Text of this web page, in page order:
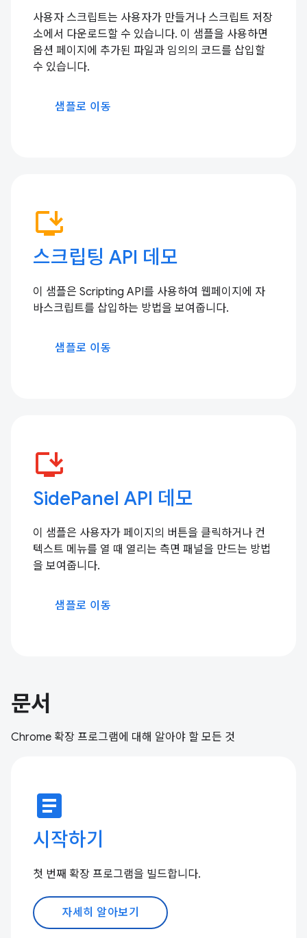
사용자 스크립트는 사용자가 만들거나 스크립트 저장
소에서 다운로드할 수 있습니다. 이 샘플을 사용하면
옵션 페이지에 추가된 파일과 임의의 코드를 삽입할
수 있습니다.
샘플로 이동
install_desktop
스크립팅 API 데모
이 샘플은 Scripting API를 사용하여 웹페이지에 자
바스크립트를 삽입하는 방법을 보여줍니다.
샘플로 이동
install_desktop
SidePanel API 데모
이 샘플은 사용자가 페이지의 버튼을 클릭하거나 컨
텍스트 메뉴를 열 때 열리는 측면 패널을 만드는 방법
을 보여줍니다.
샘플로 이동
문서
Chrome 확장 프로그램에 대해 알아야 할 모든 것
article
시작하기
첫 번째 확장 프로그램을 빌드합니다.
자세히 알아보기